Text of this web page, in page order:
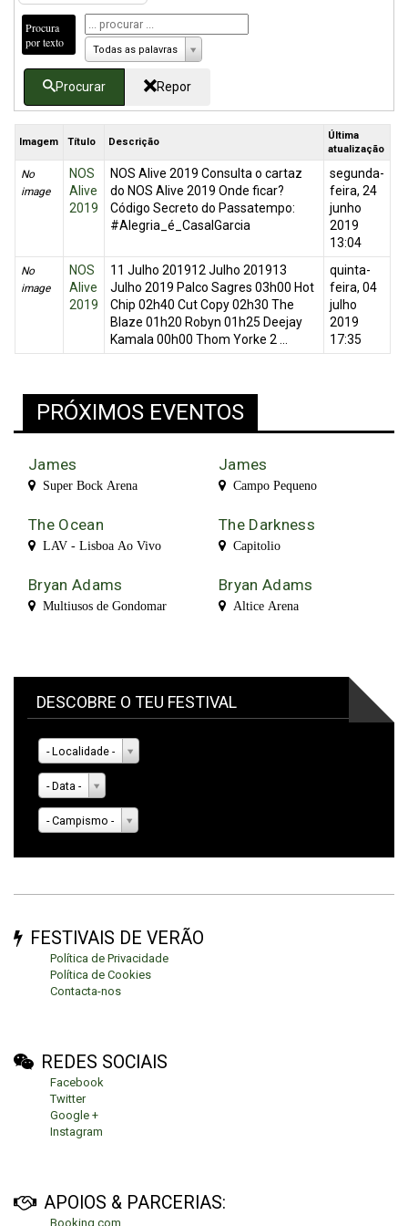
Procura
por texto
Todas as palavras
Procurar Repor
Imagem Título Descrição
Última
atualização
No
image
NOS
Alive
2019
NOS Alive 2019 Consulta o cartaz
do NOS Alive 2019 Onde ficar?
Código Secreto do Passatempo:
#Alegria_é_CasalGarcia
segunda-
feira, 24
junho
2019
13:04
No
image
NOS
Alive
2019
11 Julho 201912 Julho 201913
Julho 2019 Palco Sagres 03h00 Hot
Chip 02h40 Cut Copy 02h30 The
Blaze 01h20 Robyn 01h25 Deejay
Kamala 00h00 Thom Yorke 2 ...
quinta-
feira, 04
julho
2019
17:35
PRÓXIMOS EVENTOS
James
Super Bock Arena
James
Campo Pequeno
The Ocean
LAV - Lisboa Ao Vivo
The Darkness
Capitolio
Bryan Adams
Multiusos de Gondomar
Bryan Adams
Altice Arena
DESCOBRE O TEU FESTIVAL
- Localidade -
- Data -
- Campismo -
FESTIVAIS DE VERÃO
Política de Privacidade
Política de Cookies
Contacta-nos
REDES SOCIAIS
Facebook
Twitter
Google +
Instagram
APOIOS & PARCERIAS:
Booking.com